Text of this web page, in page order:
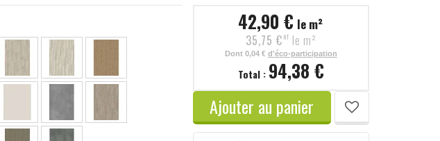
42,90 € le m²
35,75 € HT le m²
Dont 0,04 € d'éco-participation
Total : 94,38 €
Ajouter au panier